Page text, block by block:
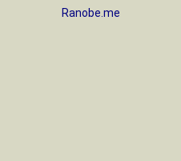
Ranobe.me